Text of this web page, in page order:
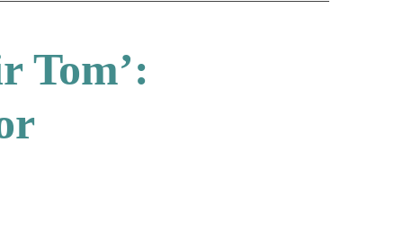
Tom’: